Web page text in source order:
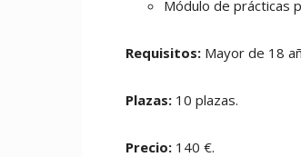
Módulo de prácticas
Requisitos: Mayor de 18
Plazas: 10 plazas.
Precio: 140 €.